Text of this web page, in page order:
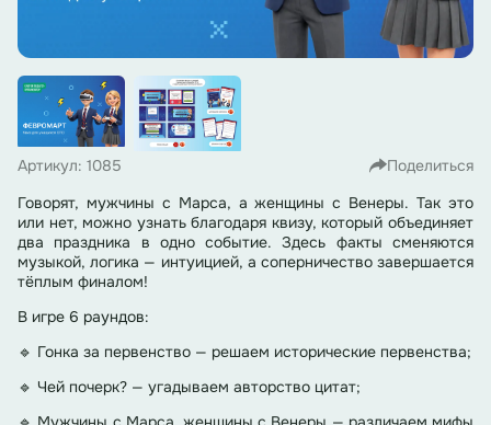
Артикул: 1085
Поделиться
Говорят, мужчины с Марса, а женщины с Венеры. Так это
или нет, можно узнать благодаря квизу, который объединяет
два праздника в одно событие. Здесь факты сменяются
музыкой, логика — интуицией, а соперничество завершается
тёплым финалом!
В игре 6 раундов:
🔹 Гонка за первенство — решаем исторические первенства;
🔹 Чей почерк? — угадываем авторство цитат;